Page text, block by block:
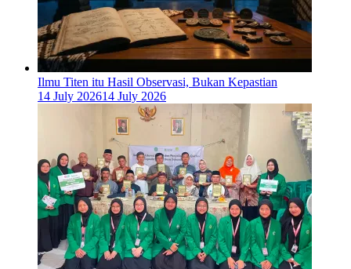
Ilmu Titen itu Hasil Observasi, Bukan Kepastian
14 July 202614 July 2026